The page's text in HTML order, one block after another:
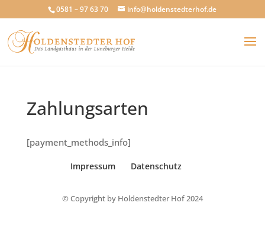
0581 – 97 63 70 info@holdenstedterhof.de
Zahlungsarten
[payment_methods_info]
Impressum Datenschutz
© Copyright by Holdenstedter Hof 2024